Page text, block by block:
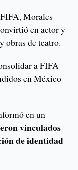
Morales
en actor y
obras de teatro.
a FIFA
en México
en un
vinculados
de identidad